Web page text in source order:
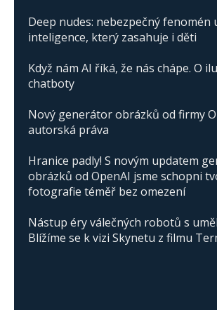
Deep nudes: nebezpečný fenomén
inteligence, který zasahuje i děti
Když nám AI říká, že nás chápe. O
chatboty
Nový generátor obrázků od firmy
autorská práva
Hranice padly! S novým updatem
obrázků od OpenAI jsme schopni
fotografie téměř bez omezení
Nástup éry válečných robotů s
Blížíme se k vizi Skynetu z filmu